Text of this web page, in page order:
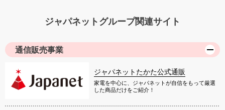
ジャパネットグループ関連サイト
通信販売事業
ジャパネットたかた公式通販
家電を中心に、ジャパネットが自信をもって厳選
した商品だけをご紹介！